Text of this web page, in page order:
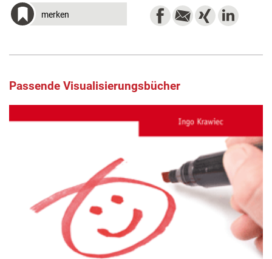
merken
Passende Visualisierungsbücher